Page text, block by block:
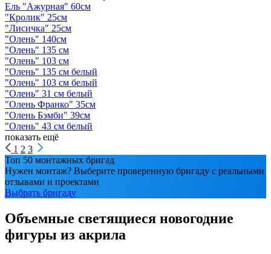
Ель "Ажурная" 60см
"Кролик" 25см
"Лисичка" 25см
"Олень" 140см
"Олень" 135 см
"Олень" 103 см
"Олень" 135 см белый
"Олень" 103 см белый
"Олень" 31 см белый
"Олень Франко" 35см
"Олень Бэмби" 39см
"Олень" 43 см белый
показать ещё
1 2 3
Топ 50 монтажных бригад
Нужен монтаж? Выберите проверенную бригаду с реальными
отзывами и проектами
Выбрать бригаду
Объемные светящиеся новогодние
фигуры из акрила